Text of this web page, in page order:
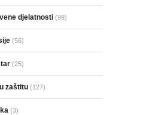
djelatnosti (99)
(56)
(25)
zaštitu (127)
(3)